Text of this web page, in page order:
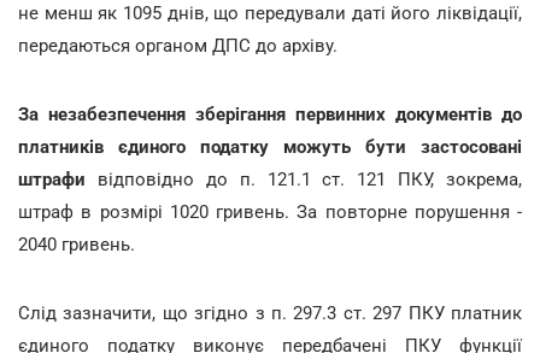
не менш як 1095 днів, що передували даті його ліквідації,
передаються органом ДПС до архіву.
За незабезпечення зберігання первинних документів до
платників єдиного податку можуть бути застосовані
штрафи відповідно до п. 121.1 ст. 121 ПКУ, зокрема,
штраф в розмірі 1020 гривень. За повторне порушення -
2040 гривень.
Слід зазначити, що згідно з п. 297.3 ст. 297 ПКУ платник
єдиного податку виконує передбачені ПКУ функції